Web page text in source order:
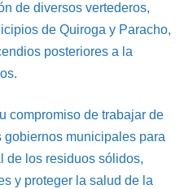
de diversos vertederos,
de Quiroga y Paracho,
posteriores a la
compromiso de trabajar de
municipales para
de los residuos sólidos,
y proteger la salud de la